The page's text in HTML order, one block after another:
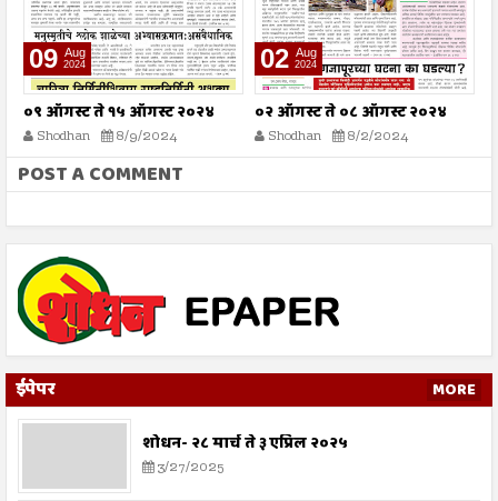
09 Aug
2024
०९ ऑगस्ट ते १५ ऑगस्ट २०२४
Shodhan 8/9/2024
02 Aug
2024
०२ ऑगस्ट ते ०८ ऑगस्ट २०२४
Shodhan 8/2/2024
POST A COMMENT
ईपेपर MORE
शोधन- २८ मार्च ते ३ एप्रिल २०२५
3/27/2025